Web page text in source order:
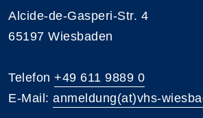
Alcide-de-Gasperi-Str. 4
65197 Wiesbaden
Telefon +49 611 9889 0
E-Mail: anmeldung(at)vhs-